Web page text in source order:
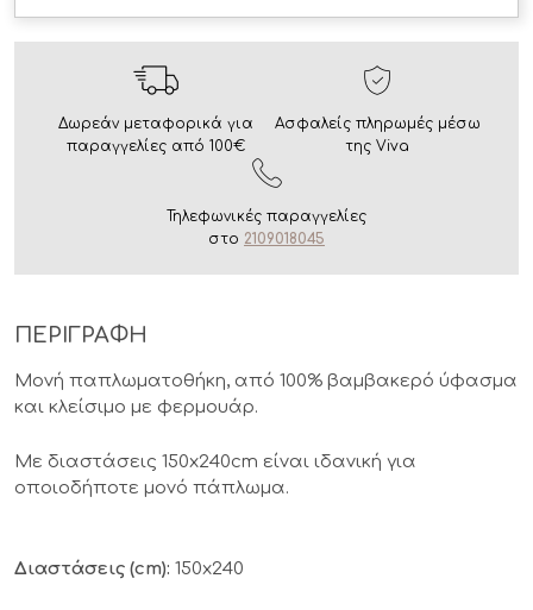
Δωρεάν μεταφορικά για
παραγγελίες από 100€
Ασφαλείς πληρωμές μέσω
της Viva
Τηλεφωνικές παραγγελίες
στο 2109018045
ΠΕΡΙΓΡΑΦΗ
Μονή παπλωματοθήκη, από 100% βαμβακερό ύφασμα
και κλείσιμο με φερμουάρ.
Με διαστάσεις 150x240cm είναι ιδανική για
οποιοδήποτε μονό πάπλωμα.
Διαστάσεις (cm): 150x240